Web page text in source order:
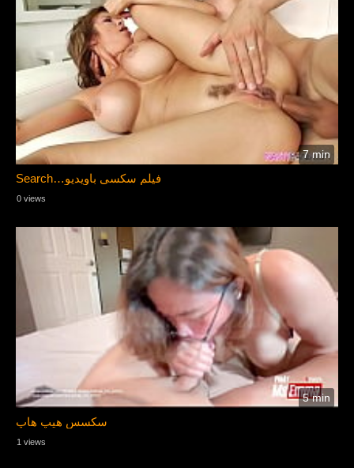
7 min
Search…فیلم سکسی باویدیو
0 views
5 min
سکسس هیپ هاپ
1 views